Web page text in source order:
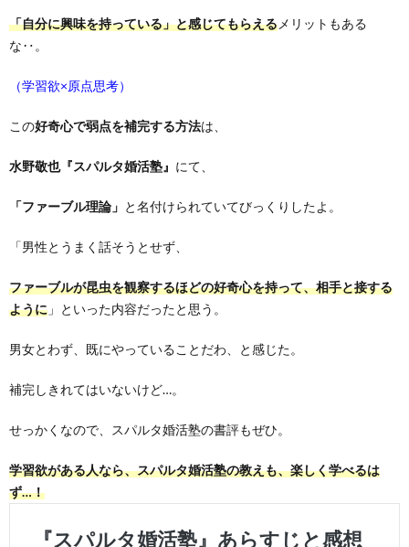
「自分に興味を持っている」と感じてもらえる メリットもある
な‥。
（学習欲×原点思考）
この好奇心で弱点を補完する方法は、
水野敬也『スパルタ婚活塾』 にて、
「ファーブル理論」 と名付けられていてびっくりしたよ。
「男性とうまく話そうとせず、
ファーブルが昆虫を観察するほどの好奇心を持って、相手と接する
ように 」といった内容だったと思う。
男女とわず、既にやっていることだわ、と感じた。
補完しきれてはいないけど…。
せっかくなので、スパルタ婚活塾の書評もぜひ。
学習欲がある人なら、スパルタ婚活塾の教えも、楽しく学べるは
ず…！